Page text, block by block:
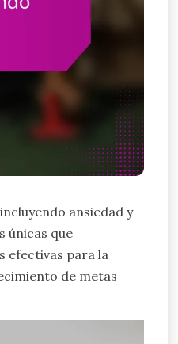
ansiedad y
únicas que
efectivas para la
de metas